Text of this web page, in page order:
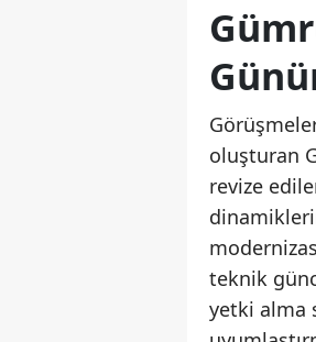
oluşturan
revize
teknik
yetki alma